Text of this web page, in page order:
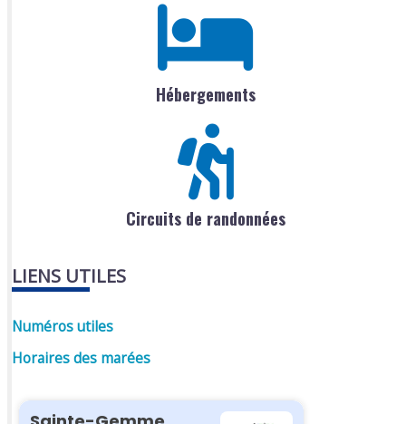
Hébergements
Circuits de randonnées
LIENS UTILES
Numéros utiles
Horaires des marées